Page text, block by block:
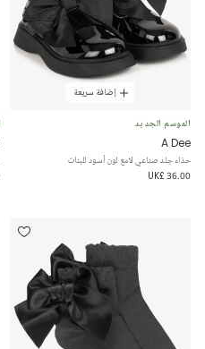
إضافة سريعة
الموسم الجديد
A Dee
حذاء جلد صناعي لامع لون أسود للبنات
UK£ 36.00